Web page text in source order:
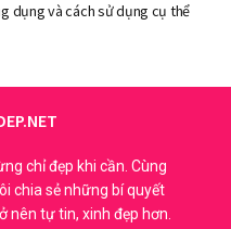
dụng và cách sử dụng cụ thể
chỉ đẹp khi cần. Cùng
chia sẻ những bí quyết
nên tự tin, xinh đẹp hơn.